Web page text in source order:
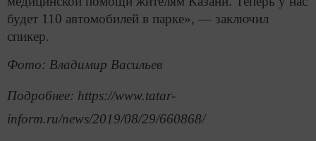
будет 110 автомобилей в парке», — заключил
спикер.
Фото: Владимир Васильев
Подробнее: https://www.tatar-
inform.ru/news/2019/08/29/660868/